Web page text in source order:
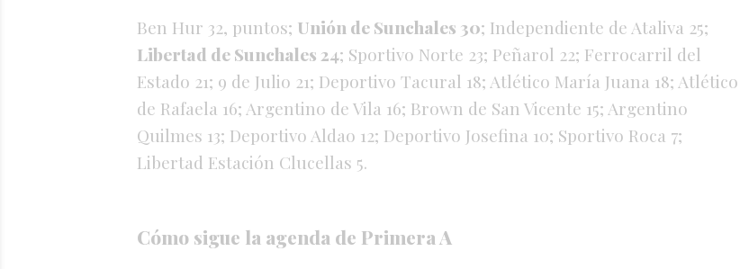
Ben Hur 32, puntos; Unión de Sunchales 30; Independiente de Ataliva 25;
Libertad de Sunchales 24; Sportivo Norte 23; Peñarol 22; Ferrocarril del
Estado 21; 9 de Julio 21; Deportivo Tacural 18; Atlético María Juana 18; Atlético
de Rafaela 16; Argentino de Vila 16; Brown de San Vicente 15; Argentino
Quilmes 13; Deportivo Aldao 12; Deportivo Josefina 10; Sportivo Roca 7;
Libertad Estación Clucellas 5.
Cómo sigue la agenda de Primera A